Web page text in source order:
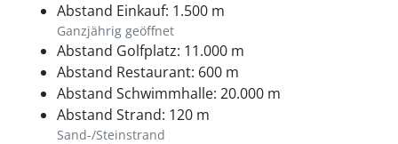
Abstand Einkauf: 1.500 m
Ganzjährig geöffnet
Abstand Golfplatz: 11.000 m
Abstand Restaurant: 600 m
Abstand Schwimmhalle: 20.000 m
Abstand Strand: 120 m
Sand-/Steinstrand